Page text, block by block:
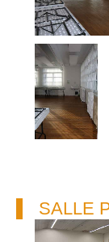
SALLE